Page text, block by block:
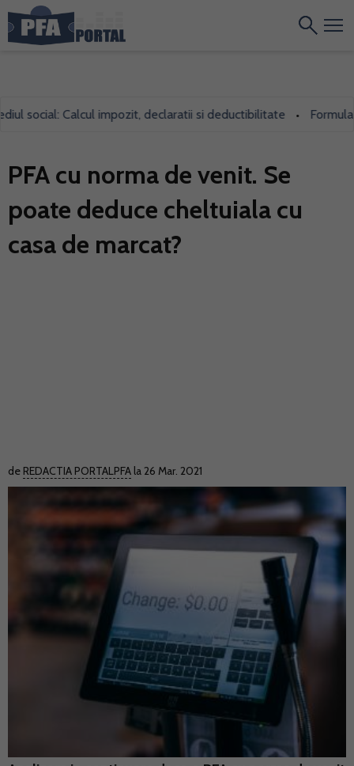
social: Calcul impozit, declaratii si deductibilitate •
PFA cu norma de venit. Se
poate deduce cheltuiala cu
casa de marcat?
de REDACTIA PORTALPFA la 26 Mar. 2021